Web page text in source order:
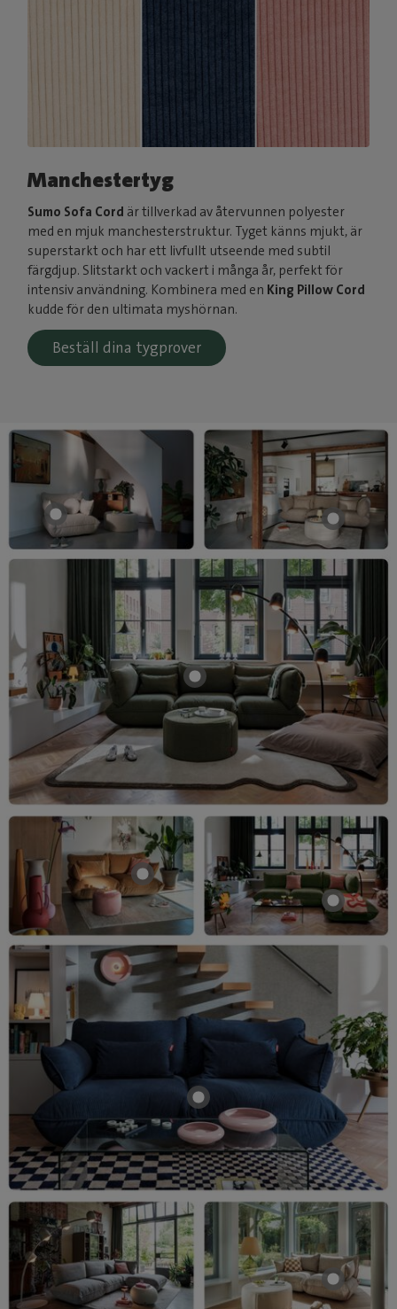
Manchestertyg
Sumo Sofa Cord är tillverkad av återvunnen polyester
med en mjuk manchesterstruktur. Tyget känns mjukt, är
superstarkt och har ett livfullt utseende med subtil
färgdjup. Slitstarkt och vackert i många år, perfekt för
intensiv användning. Kombinera med en King Pillow Cord
kudde för den ultimata myshörnan.
Beställ dina tygprover